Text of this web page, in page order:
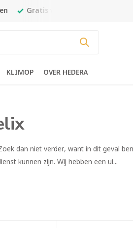
Gratis verzending
KLIMOP OVER HEDERA
dan niet verder, want in dit geval
kunnen zijn. Wij hebben een ui...